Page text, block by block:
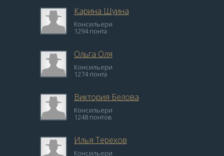
Карина Шуина
Консильери
1294 понта
Ольга Оля
Консильери
1274 понта
Виктория Белова
Консильери
1248 понтов
Илья Терехов
Консильери